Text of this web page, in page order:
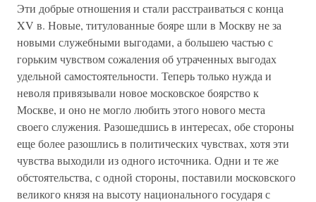
Эти добрые отношения и стали расстраиваться с конца
XV в. Новые, титулованные бояре шли в Москву не за
новыми служебными выгодами, а большею частью с
горьким чувством сожаления об утраченных выгодах
удельной самостоятельности. Теперь только нужда и
неволя привязывали новое московское боярство к
Москве, и оно не могло любить этого нового места
своего служения. Разошедшись в интересах, обе стороны
еще более разошлись в политических чувствах, хотя эти
чувства выходили из одного источника. Одни и те же
обстоятельства, с одной стороны, поставили московского
великого князя на высоту национального государя с